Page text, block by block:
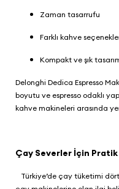
Zaman tasarrufu
Farklı kahve
Kompakt ve şık
Delonghi Dedica Espresso
boyutu ve espresso odaklı
kahve makineleri arasında
Çay Severler İçin
Türkiye’de çay tüketimi